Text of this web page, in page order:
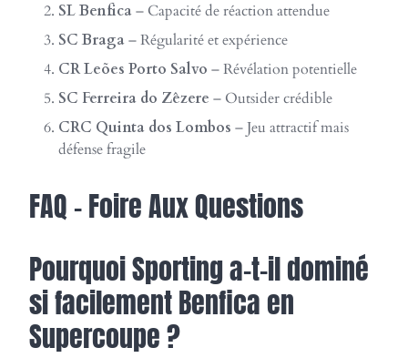
SL Benfica– Capacité de réaction attendue
SC Braga– Régularité et expérience
CR Leões Porto Salvo – Révélation potentielle
SC Ferreira do Zêzere – Outsider crédible
CRC Quinta dos Lombos – Jeu attractif mais
défense fragile
FAQ – Foire Aux Questions
Pourquoi Sporting a-t-il dominé
si facilement Benfica en
Supercoupe ?